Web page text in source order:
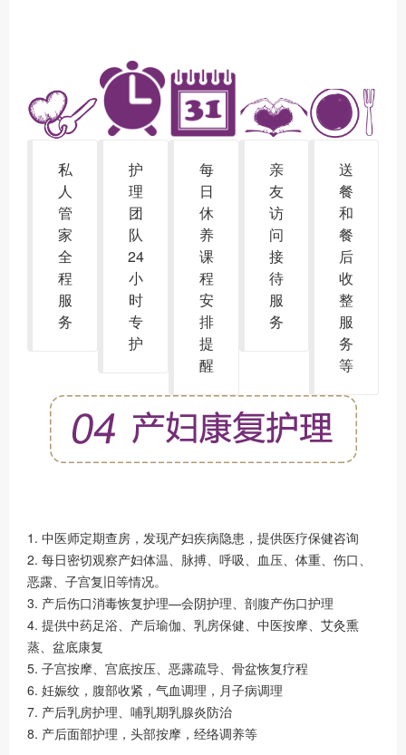
私
人
管
家
全
程
服
务
护
理
团
队
24
小
时
专
护
每
日
休
养
课
程
安
排
提
醒
亲
友
访
问
接
待
服
务
送
餐
和
餐
后
收
整
服
务
等
1. 中医师定期查房，发现产妇疾病隐患，提供医疗保健咨询
2. 每日密切观察产妇体温、脉搏、呼吸、血压、体重、伤口、
恶露、子宫复旧等情况。
3. 产后伤口消毒恢复护理—会阴护理、剖腹产伤口护理
4. 提供中药足浴、产后瑜伽、乳房保健、中医按摩、艾灸熏
蒸、盆底康复
5. 子宫按摩、宫底按压、恶露疏导、骨盆恢复疗程
6. 妊娠纹，腹部收紧，气血调理，月子病调理
7. 产后乳房护理、哺乳期乳腺炎防治
8. 产后面部护理，头部按摩，经络调养等